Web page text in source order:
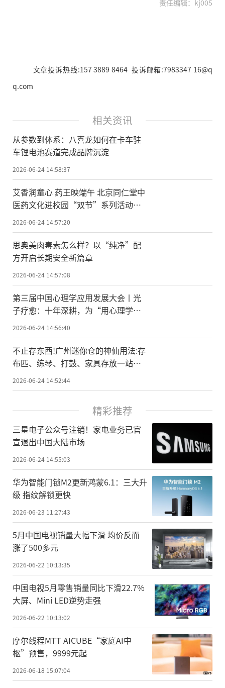
责任编辑：kj005
文章投诉热线:157 3889 8464 投诉邮箱:7983347 16@q
q.com
相关资讯
从参数到体系：八喜龙如何在卡车驻
车锂电池赛道完成品牌沉淀
2026-06-24 14:58:37
艾香润童心 药王映端午 北京同仁堂中
医药文化进校园“双节”系列活动侧
记
2026-06-24 14:57:20
思奥美肉毒素怎么样？以“纯净”配
方开启长期安全新篇章
2026-06-24 14:57:08
第三届中国心理学应用发展大会丨光
子疗愈：十年深耕，为“用心理学幸
福世界”提供一条可练习的路径
2026-06-24 14:56:40
不止存东西!广州迷你仓的神仙用法:存
布匹、练琴、打鼓、家具存放一站式
2026-06-24 14:52:44
精彩推荐
三星电子公众号注销！家电业务已官
宣退出中国大陆市场
2026-06-24 14:55:03
华为智能门锁M2更新鸿蒙6.1：三大升
级 指纹解锁更快
2026-06-23 11:27:43
5月中国电视销量大幅下滑 均价反而
涨了500多元
2026-06-22 10:13:35
中国电视5月零售销量同比下滑22.7%
大屏、Mini LED逆势走强
2026-06-22 10:13:02
摩尔线程MTT AICUBE“家庭AI中
枢”预售，9999元起
2026-06-18 15:07:04